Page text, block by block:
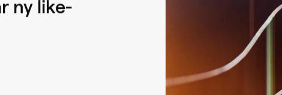
ny like-